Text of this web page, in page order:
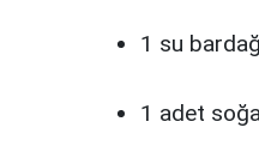
1 su
1 adet